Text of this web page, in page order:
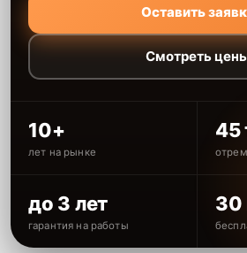
Оставить
Смотреть
10+
лет на рынке
45
до 3 лет
гарантия на работы
30